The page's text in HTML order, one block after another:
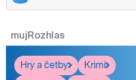
mujRozhlas
Hry a četby
Krimi